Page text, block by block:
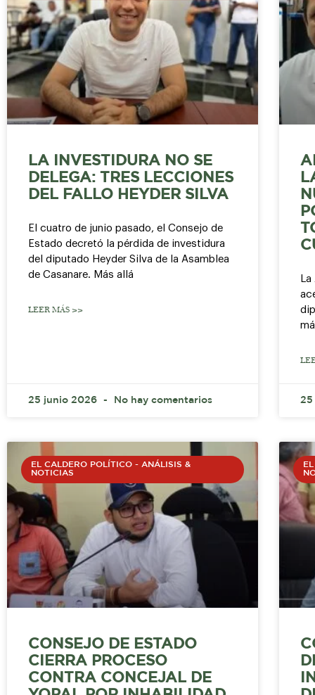
LA INVESTIDURA NO SE
DELEGA: TRES LECCIONES
DEL FALLO HEYDER SILVA
El cuatro de junio pasado, el Consejo de
Estado decretó la pérdida de investidura
del diputado Heyder Silva de la Asamblea
de Casanare. Más allá
LEER MÁS >>
25 junio 2026 No hay comentarios 25
EL CALDERO POLÍTICO - ANÁLISIS &
NOTICIAS
CONSEJO DE ESTADO
CIERRA PROCESO
CONTRA CONCEJAL DE